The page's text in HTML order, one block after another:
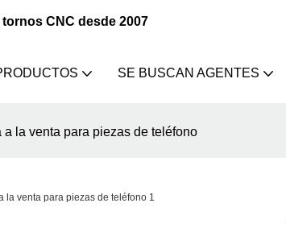
CNC desde 2007
SE BUSCAN AGENTES
la venta para piezas de teléfono